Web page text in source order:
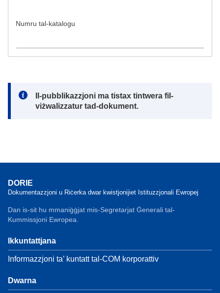
Numru tal-katalogu
Note:
Il-pubblikazzjoni ma tistax tintwera fil-
viżwalizzatur tad-dokument.
DORIE
Dokumentazzjoni u Riċerka dwar kwistjonijiet Istituzzjonali Ewropej
Dan is-sit hu mmaniġġjat mis-Segretarjat Ġenerali tal-
Kummissjoni Ewropea.
Ikkuntattjana
Informazzjoni ta’ kuntatt tal-COM korporattiv
Dwarna